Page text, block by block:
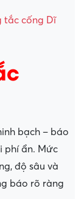
tắc cống Dĩ
bạch – báo
phí ẩn. Mức
độ sâu và
báo rõ ràng